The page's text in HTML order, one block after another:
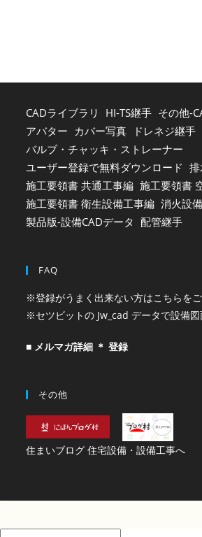
CADライブラリ HI-TS継手 その他-
アバター カバー写真
ドレネジ継手
バルブ・チャッキ・ストレーナー
ユーザー登録で無料ダウンロード
施工要領書 共通工事編 施工要領書
施工要領書 衛生設備工事編 消火設備
製品版-設備CADデータ 配管継手
FAQ
※登録がうまく出来ない方はこちらをご
※セツビットの Jw_cad データで設備図
■ メルマガ詳細 ＊ 登録
その他
住まいブログ 住宅設備・設備工事へ